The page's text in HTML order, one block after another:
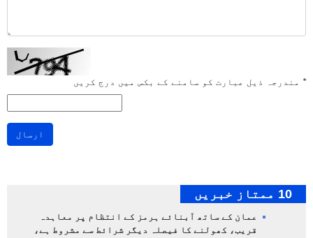
* مندرجہ ذیل عبارت کو سامنے کے بکس میں درج کریں
ارسال
10 ممتاز خبریں
عمان کے ساتھ آبنائے ہرمز کے انتظام پر معاہدہ
قریب، کھولنے کا فیصلہ دیگر شرائط سے مشروط ہے،